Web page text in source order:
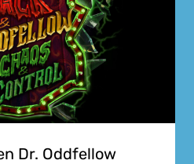
Dr. Oddfellow